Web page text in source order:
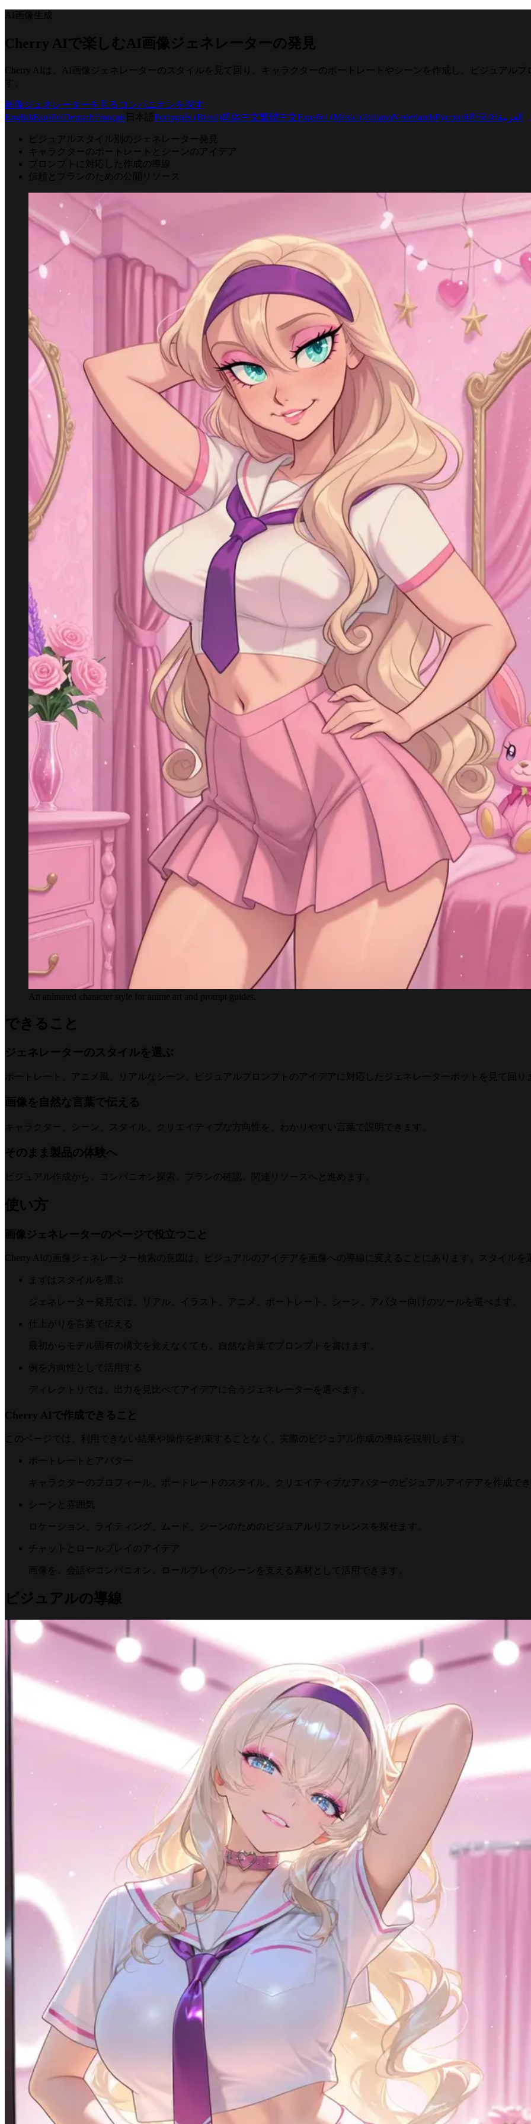
AI画像生成
Cherry AIで楽しむAI画像ジェネレーターの発見
Cherry AIは、AI画像ジェネレーターのスタイルを見て回り、キャラクターのポートレートやシーンを作成し、ビジュアル
す。
画像ジェネレーターを見る コンパニオンを探す
EnglishEspañolDeutschFrançais 日本語Português (Brasil)简体中文繁體中文Español (México)ItalianoNederlandsРусский한국어 العربية
ビジュアルスタイル別のジェネレーター発見
キャラクターのポートレートとシーンのアイデア
プロンプトに対応した作成の導線
信頼とプランのための公開リソース
An animated character style for anime art and prompt guides.
できること
ジェネレーターのスタイルを選ぶ
ポートレート、アニメ風、リアルなシーン、ビジュアルプロンプトのアイデアに対応したジェネレーターボットを見て回り
画像を自然な言葉で伝える
キャラクター、シーン、スタイル、クリエイティブな方向性を、わかりやすい言葉で説明できます。
そのまま製品の体験へ
ビジュアル作成から、コンパニオン探索、プランの確認、関連リソースへと進めます。
使い方
画像ジェネレーターのページで役立つこと
Cherry AIの画像ジェネレーター検索の意図は、ビジュアルのアイデアを画像への導線に変えることにあります。スタイル
まずはスタイルを選ぶ
ジェネレーター発見では、リアル、イラスト、アニメ、ポートレート、シーン、アバター向けのツールを選べます。
仕上がりを言葉で伝える
最初からモデル固有の構文を覚えなくても、自然な言葉でプロンプトを書けます。
例を方向性として活用する
ディレクトリでは、出力を見比べてアイデアに合うジェネレーターを選べます。
Cherry AIで作成できること
このページでは、利用できない結果や操作を約束することなく、実際のビジュアル作成の導線を説明します。
ポートレートとアバター
キャラクターのプロフィール、ポートレートのスタイル、クリエイティブなアバターのビジュアルアイデアを作成で
シーンと雰囲気
ロケーション、ライティング、ムード、シーンのためのビジュアルリファレンスを探せます。
チャットとロールプレイのアイデア
画像を、会話やコンパニオン、ロールプレイのシーンを支える素材として活用できます。
ビジュアルの導線